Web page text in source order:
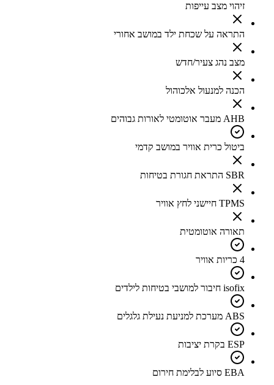
זיהוי מצב עייפות
התראה על שכחת ילד במושב אחורי
מצב נהג צעיר/חדש
הכנה למנעול אלכוהול
AHB מעבר אוטומטי לאורות גבוהים
ביטול כרית אוויר במושב קדמי
SBR התראת חגורת בטיחות
TPMS חיישני לחץ אוויר
תאורה אוטומטית
4 כריות אוויר
isofix חיבור למושבי בטיחות לילדים
ABS מערכת למניעת נעילת גלגלים
ESP בקרת יציבות
EBA סיוע לבלימת חירום